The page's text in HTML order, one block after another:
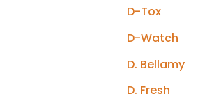
D-Tox
D-Watch
D. Bellamy
D. Fresh